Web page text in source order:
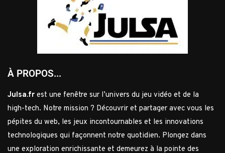
À PROPOS...
Julsa.fr est une fenêtre sur l’univers du jeu vidéo et de la
high-tech. Notre mission ? Découvrir et partager avec vous les
pépites du web, les jeux incontournables et les innovations
technologiques qui façonnent notre quotidien. Plongez dans
une exploration enrichissante et demeurez à la pointe des